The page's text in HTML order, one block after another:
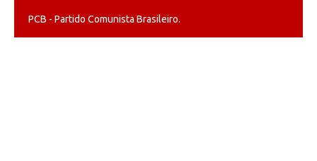
PCB - Partido Comunista Brasileiro.